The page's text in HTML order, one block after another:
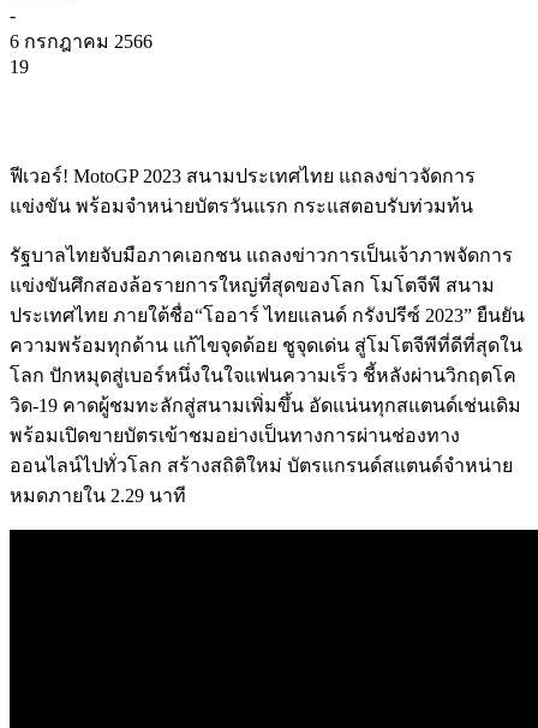
-
6 กรกฎาคม 2566
19
ฟีเวอร์! MotoGP 2023 สนามประเทศไทย แถลงข่าวจัดการ
แข่งขัน พร้อมจำหน่ายบัตรวันแรก กระแสตอบรับท่วมท้น
รัฐบาลไทยจับมือภาคเอกชน แถลงข่าวการเป็นเจ้าภาพจัดการ
แข่งขันศึกสองล้อรายการใหญ่ที่สุดของโลก โมโตจีพี สนาม
ประเทศไทย ภายใต้ชื่อ“โออาร์ ไทยแลนด์ กรังปรีซ์ 2023” ยืนยัน
ความพร้อมทุกด้าน แก้ไขจุดด้อย ชูจุดเด่น สู่โมโตจีพีที่ดีที่สุดใน
โลก ปักหมุดสู่เบอร์หนึ่งในใจแฟนความเร็ว ชี้หลังผ่านวิกฤตโค
วิด-19 คาดผู้ชมทะลักสู่สนามเพิ่มขึ้น อัดแน่นทุกสแตนด์เช่นเดิม
พร้อมเปิดขายบัตรเข้าชมอย่างเป็นทางการผ่านช่องทาง
ออนไลน์ไปทั่วโลก สร้างสถิติใหม่ บัตรแกรนด์สแตนด์จำหน่าย
หมดภายใน 2.29 นาที